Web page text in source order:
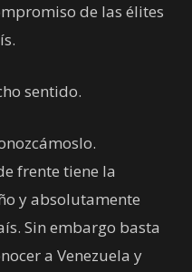
de las élites
sentido.
frente tiene la
y absolutamente
Sin embargo basta
a Venezuela y